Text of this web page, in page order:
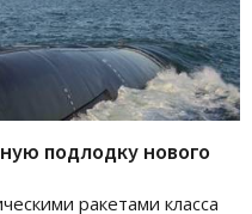
подлодку нового
ракетами класса